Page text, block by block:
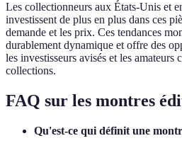
Les collectionneurs aux États-Unis et
investissent de plus en plus dans ces
demande et les prix. Ces tendances
durablement dynamique et offre des
les investisseurs avisés et les
collections.
FAQ sur les montres
Qu'est-ce qui définit une